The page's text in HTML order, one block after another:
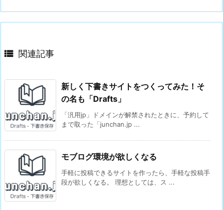
 関連記事
新しく下書きサイトをつくってみた！そ
の名も「Drafts」
「汎用jp」ドメインが解禁されたときに、予約して
まで取った「junchan.jp ...
モブログ環境が欲しくなる
手軽に投稿できるサイトを作ったら、手軽な投稿手
段が欲しくなる。 理想としては、ス ...